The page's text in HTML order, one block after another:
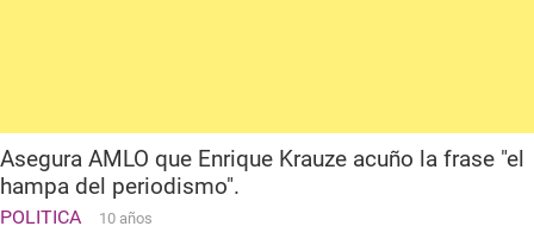
Asegura AMLO que Enrique Krauze acuño la frase "el
hampa del periodismo".
POLITICA 10 años